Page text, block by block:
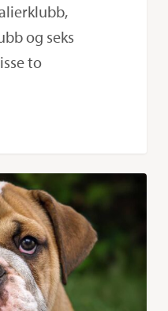
og seks
to
0